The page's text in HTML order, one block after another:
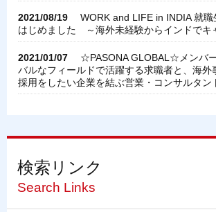
2021/08/19
WORK and LIFE in INDIA 就職
はじめました ～海外未経験からインドでキ
2021/01/07
☆PASONA GLOBAL☆メンバ
バルなフィールドで活躍する求職者と、海外
採用をしたい企業を結ぶ営業・コンサルタン
検索リンク
Search Links